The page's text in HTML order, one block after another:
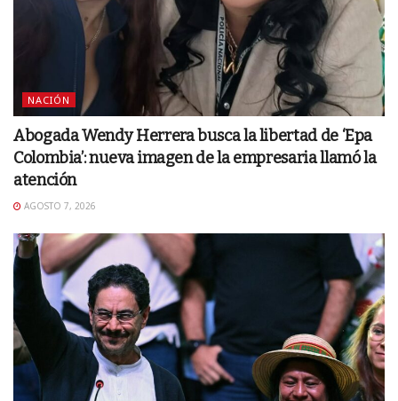
NACIÓN
Abogada Wendy Herrera busca la libertad de ‘Epa
Colombia’: nueva imagen de la empresaria llamó la
atención
AGOSTO 7, 2026